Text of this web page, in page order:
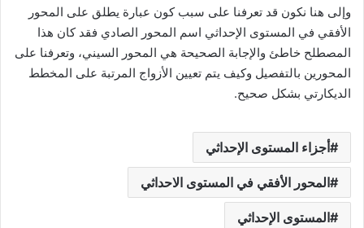
وإلى هنا نكون قد تعرفنا على سبب كون عبارة يطلق على المحور
الأفقي في المستوى الإحداثي اسم المحور الصادي فقد كان هذا
المصطلح خاطئ والإجابة الصحيحة هي المحور السيني، وتعرفنا على
المحورين بالتفصيل وكيف يتم تعيين الأزواج المرتبة على المخطط
الديكارتي بشكل صحيح.
أجزاء المستوى الإحداثي
المحور الأفقي في المستوى الاحداثي
المستوى الإحداثي